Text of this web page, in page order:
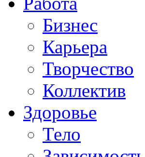
Бизнес
Карьера
Творчество
Коллектив
Здоровье
Тело